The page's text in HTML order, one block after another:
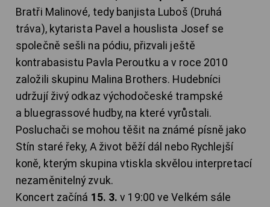
Bratři Malinové, tedy banjista Luboš (Druhá
tráva), kytarista Pavel a houslista Josef se
společně sešli na pódiu, přizvali ještě
kontrabasistu Pavla Peroutku a v roce 2010
založili skupinu Malina Brothers. Hudebníci
udržují živý odkaz východočeské trampské
a bluegrassové hudby, na které vyrůstali.
Posluchači se mohou těšit na známé písně jako
Stín staré řeky, A život běží dál nebo Rychlejší
koně, kterým skupina vtiskla skvělou interpretací
nezaměnitelný zvuk.
Koncert začíná 15. 3. v 19:00 ve Velkém sále